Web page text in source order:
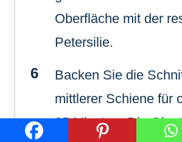
Oberfläche mit der
Petersilie.
Backen Sie die
mittlerer Schiene für
35 Minuten. Die